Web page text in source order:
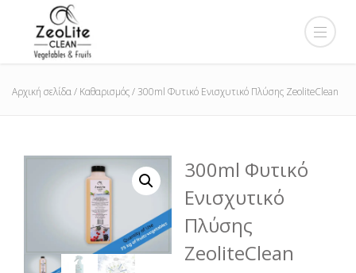
Αρχική σελίδα / Καθαρισμός/ 300ml Φυτικό Ενισχυτικό Πλύσης ZeoliteClean
300ml Φυτικό
Ενισχυτικό
Πλύσης
ZeoliteClean